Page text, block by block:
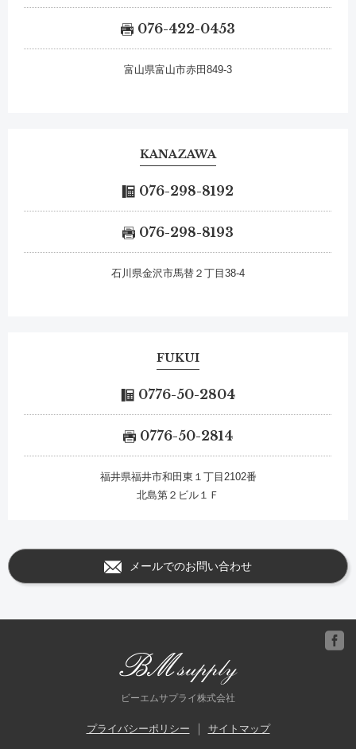
076-422-0453
富山県富山市赤田849-3
KANAZAWA
076-298-8192
076-298-8193
石川県金沢市馬替２丁目38-4
FUKUI
0776-50-2804
0776-50-2814
福井県福井市和田東１丁目2102番
北島第２ビル１Ｆ
メールでのお問い合わせ
ビーエムサプライ株式会社
プライバシーポリシー サイトマップ